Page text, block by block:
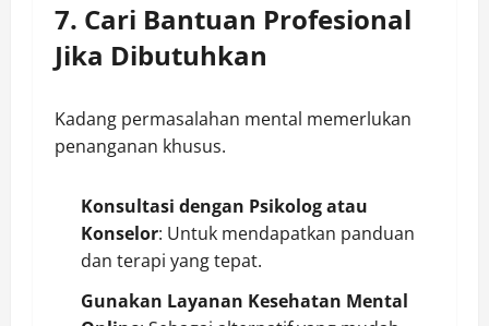
7. Cari Bantuan Profesional
Jika Dibutuhkan
Kadang permasalahan mental memerlukan
penanganan khusus.
Konsultasi dengan Psikolog atau
Konselor: Untuk mendapatkan panduan
dan terapi yang tepat.
Gunakan Layanan Kesehatan Mental